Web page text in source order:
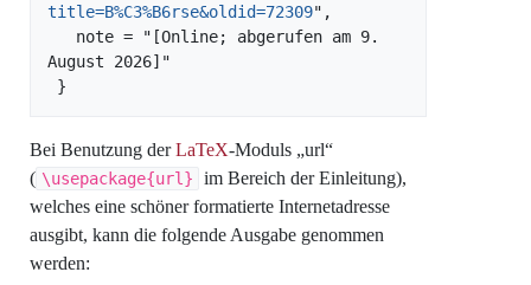
title=B%C3%B6rse&oldid=72309",
August 2026]"
Bei Benutzung derLaTeX-Moduls „url“
( \usepackage{url}
im Bereich der Einleitung),
welches eine schöner formatierte Internetadresse
ausgibt, kann die folgende Ausgabe genommen
werden: